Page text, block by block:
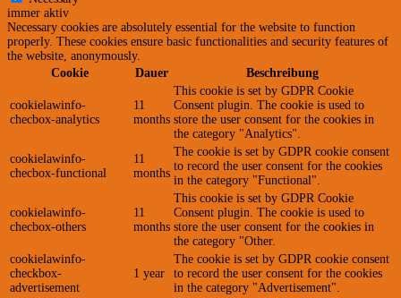
immer aktiv
Necessary cookies are absolutely essential for the website to function
properly. These cookies ensure basic functionalities and security features of
the website, anonymously.
Cookie
Dauer Beschreibung
cookielawinfo-
checbox-analytics
11
months
This cookie is set by GDPR Cookie
Consent plugin. The cookie is used to
store the user consent for the cookies in
the category "Analytics".
cookielawinfo-
checbox-functional
11
months
The cookie is set by GDPR cookie consent
to record the user consent for the cookies
in the category "Functional".
cookielawinfo-
checbox-others
11
months
This cookie is set by GDPR Cookie
Consent plugin. The cookie is used to
store the user consent for the cookies in
the category "Other.
cookielawinfo-
checkbox-
advertisement
1 year
The cookie is set by GDPR cookie consent
to record the user consent for the cookies
in the category "Advertisement".